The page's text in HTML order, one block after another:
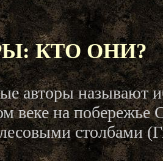
КТО ОНИ?
авторы называют
веке на
столбами